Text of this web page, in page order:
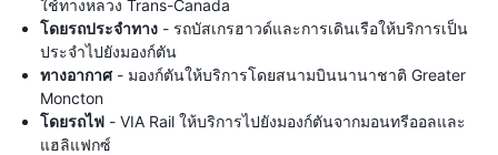
ใช้ทางหลวง Trans-Canada
โดยรถประจำทาง - รถบัสเกรฮาวด์และการเดินเรือให้บริการเป็น
ประจำไปยังมองก์ตัน
ทางอากาศ- มองก์ตันให้บริการโดยสนามบินนานาชาติ Greater
Moncton
โดยรถไฟ - VIA Rail ให้บริการไปยังมองก์ตันจากมอนทรีออลและ
แฮลิแฟกซ์